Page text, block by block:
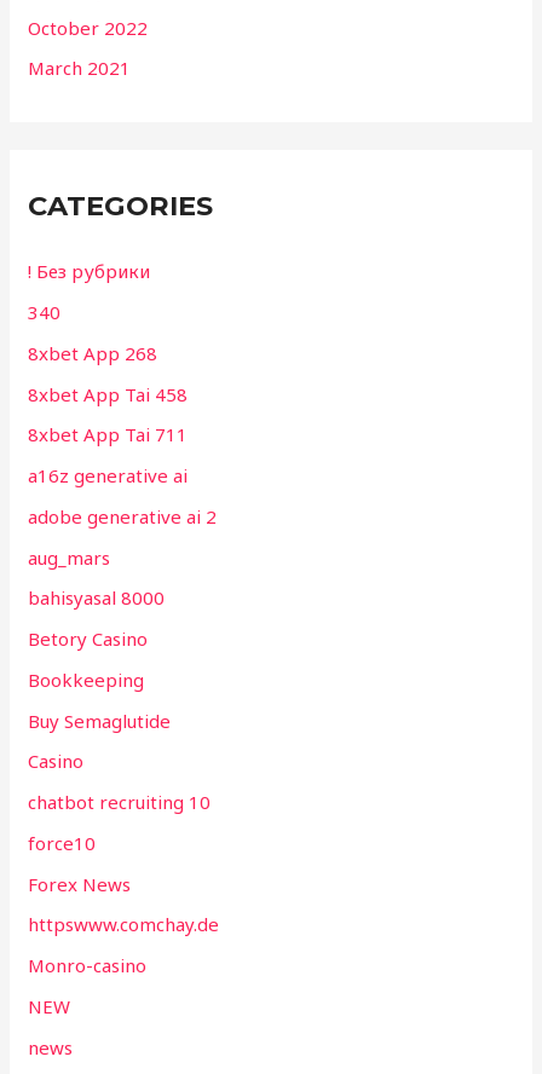
October 2022
March 2021
CATEGORIES
! Без рубрики
340
8xbet App 268
8xbet App Tai 458
8xbet App Tai 711
a16z generative ai
adobe generative ai 2
aug_mars
bahisyasal 8000
Betory Casino
Bookkeeping
Buy Semaglutide
Casino
chatbot recruiting 10
force10
Forex News
httpswww.comchay.de
Monro-casino
NEW
news